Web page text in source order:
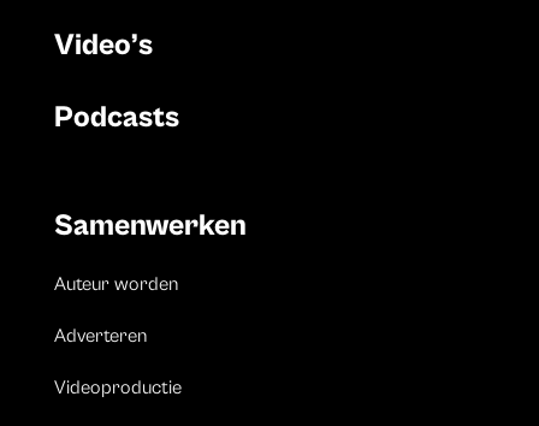
Video’s
Podcasts
Samenwerken
Auteur worden
Adverteren
Videoproductie